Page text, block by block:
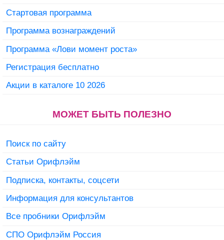
Стартовая программа
Программа вознаграждений
Программа «Лови момент роста»
Регистрация бесплатно
Акции в каталоге 10 2026
МОЖЕТ БЫТЬ ПОЛЕЗНО
Поиск по сайту
Статьи Орифлэйм
Подписка, контакты, соцсети
Информация для консультантов
Все пробники Орифлэйм
СПО Орифлэйм Россия